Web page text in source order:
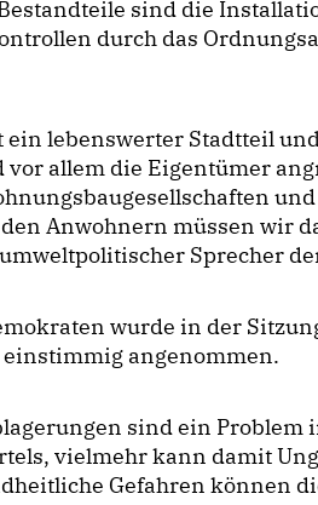
sind die
durch das
lebenswerter Stadtteil
allem die Eigentümer
Anwohnern müssen wir
Sprecher
wurde in der
angenommen.
sind ein Problem
vielmehr kann damit
Gefahren können